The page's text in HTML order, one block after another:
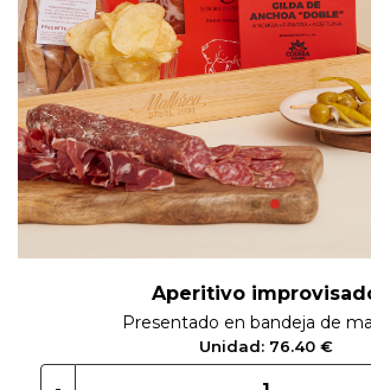
GLUTEN
Aperitivo
Presentado en bandeja de
Unidad: 76.40 €